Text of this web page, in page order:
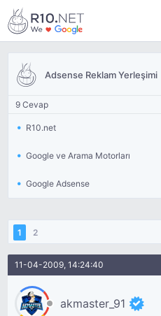
Adsense Reklam Yerleşimi
9 Cevap
R10.net
Google ve Arama Motorları
Google Adsense
1 2
11-04-2009, 14:24:40
akmaster_91